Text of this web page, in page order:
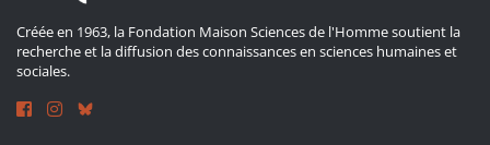
Créée en 1963, la Fondation Maison Sciences de l'Homme soutient la
recherche et la diffusion des connaissances en sciences humaines et
sociales.